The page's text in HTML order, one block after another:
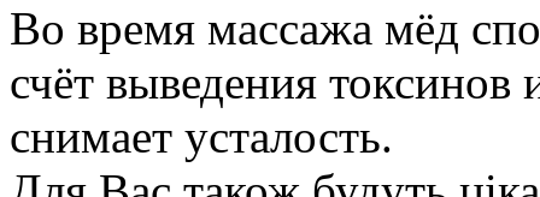
Во время массажа мёд
счёт выведения
снимает усталость.